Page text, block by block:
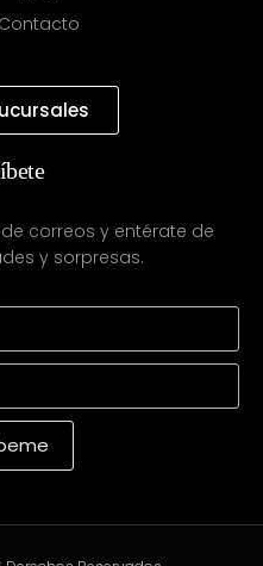
Contacto
correos y entérate de
y sorpresas.